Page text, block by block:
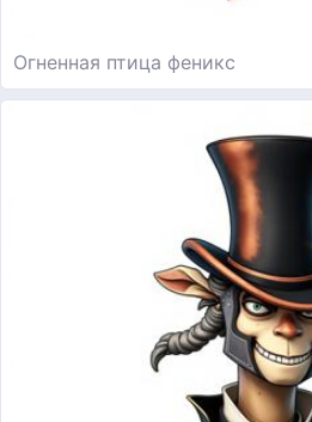
Огненная птица феникс